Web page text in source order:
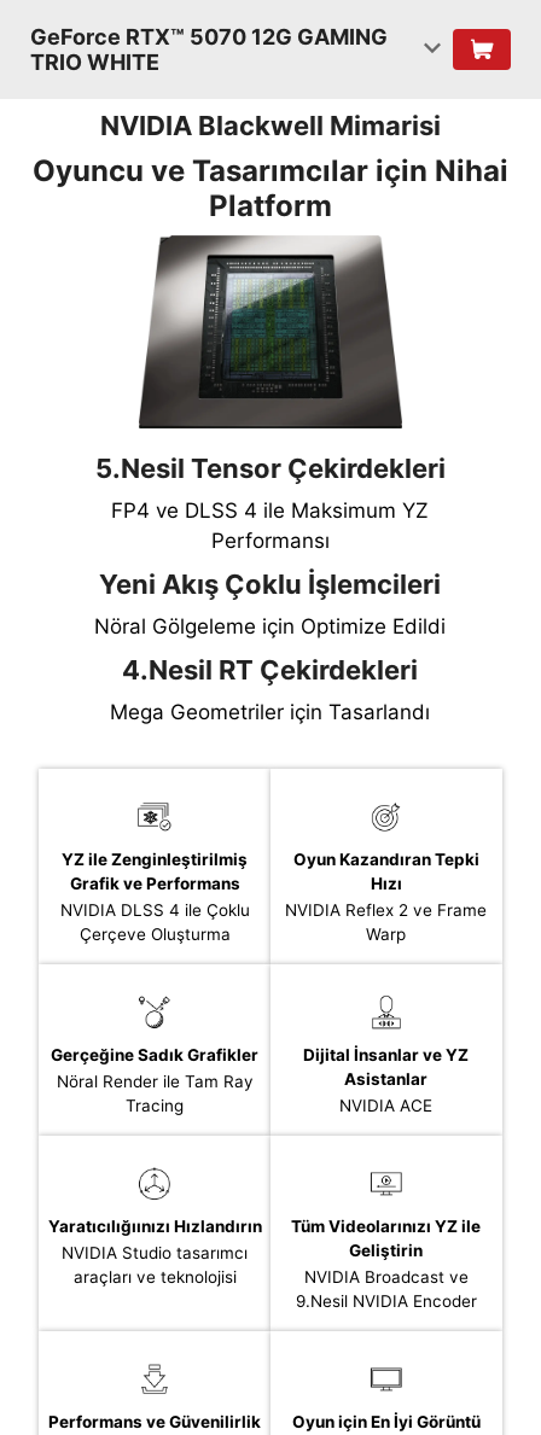
GeForce RTX™ 5070 12G GAMING
TRIO WHITE
NVIDIA Blackwell Mimarisi
Oyuncu ve Tasarımcılar için Nihai
Platform
5.Nesil Tensor Çekirdekleri
FP4 ve DLSS 4 ile Maksimum YZ
Performansı
Yeni Akış Çoklu İşlemcileri
Nöral Gölgeleme için Optimize Edildi
4.Nesil RT Çekirdekleri
Mega Geometriler için Tasarlandı
YZ ile Zenginleştirilmiş
Grafik ve Performans
NVIDIA DLSS 4 ile Çoklu
Çerçeve Oluşturma
Oyun Kazandıran Tepki
Hızı
NVIDIA Reflex 2 ve Frame
Warp
Gerçeğine Sadık Grafikler
Nöral Render ile Tam Ray
Tracing
Dijital İnsanlar ve YZ
Asistanlar
NVIDIA ACE
Yaratıcılığıınızı Hızlandırın
NVIDIA Studio tasarımcı
araçları ve teknolojisi
Tüm Videolarınızı YZ ile
Geliştirin
NVIDIA Broadcast ve
9.Nesil NVIDIA Encoder
Performans ve Güvenilirlik
Oyun için En İyi Görüntü